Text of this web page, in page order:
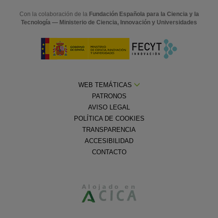
Con la colaboración de la Fundación Española para la Ciencia y la
Tecnología — Ministerio de Ciencia, Innovación y Universidades
WEB TEMÁTICAS
PATRONOS
AVISO LEGAL
POLÍTICA DE COOKIES
TRANSPARENCIA
ACCESIBILIDAD
CONTACTO